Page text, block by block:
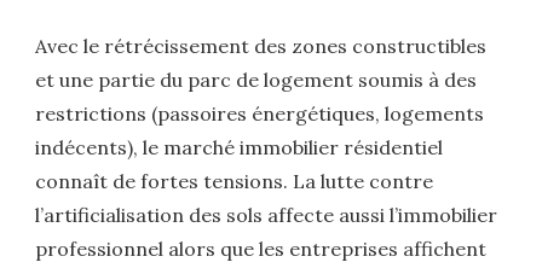
Avec le rétrécissement des zones constructibles
et une partie du parc de logement soumis à des
restrictions (passoires énergétiques, logements
indécents), le marché immobilier résidentiel
connaît de fortes tensions. La lutte contre
l’artificialisation des sols affecte aussi l’immobilier
professionnel alors que les entreprises affichent